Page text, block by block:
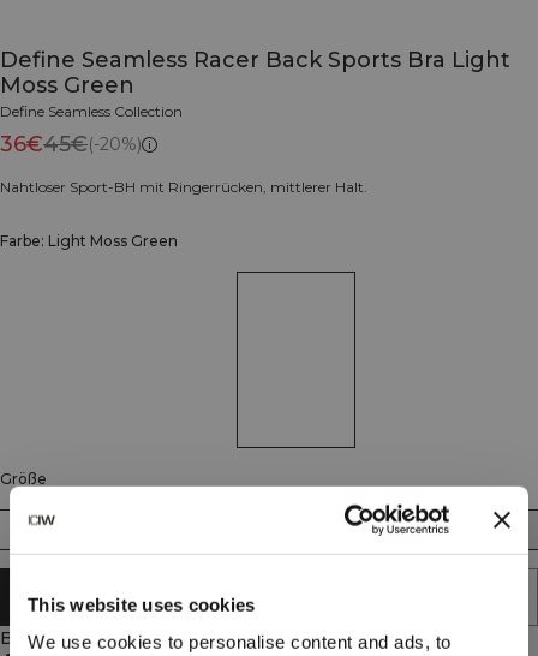
This website uses cookies
We use cookies to personalise content and ads, to
Define Seamless Racer Back Sports Bra Light
Moss Green
Define Seamless Collection
36€45€(-20%)
Nahtloser Sport-BH mit Ringerrücken, mittlerer Halt.
Farbe: Light Moss Green
Größe
XS XL XXL
IN DEN WARENKORB LEGEN
Beschreibung